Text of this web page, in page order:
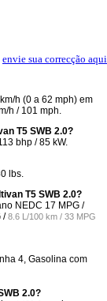
envie sua correcção aqui
h (0 a 62 mph) em
h / 101 mph.
T5 SWB 2.0?
bhp / 85 kW.
lbs.
T5 SWB 2.0?
NEDC 17 MPG /
/8.6 L/100 km / 33 MPG
4, Gasolina com
2.0?